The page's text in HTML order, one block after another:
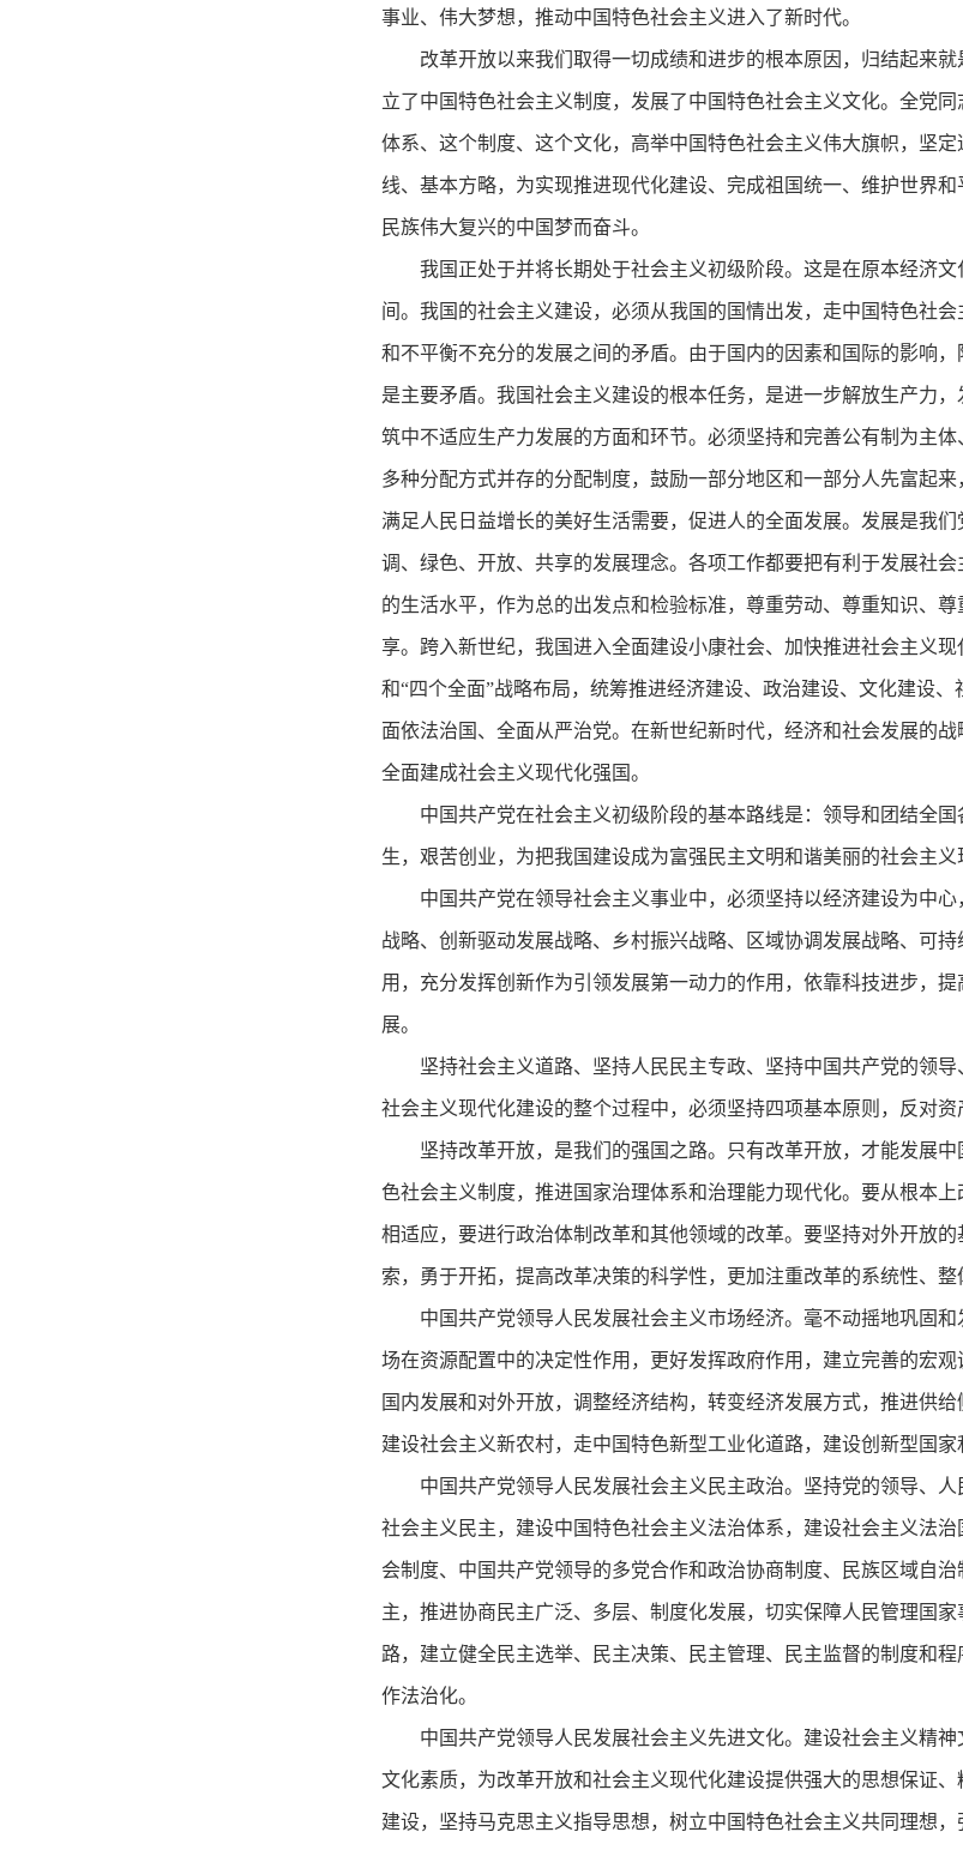
事业、伟大梦想，推动中国特色社会主义进入了新时代。
改革开放以来我们取得一切成绩和进步的根本原因，归结起来
立了中国特色社会主义制度，发展了中国特色社会主义文化。全党
体系、这个制度、这个文化，高举中国特色社会主义伟大旗帜，坚
线、基本方略，为实现推进现代化建设、完成祖国统一、维护世界
民族伟大复兴的中国梦而奋斗。
我国正处于并将长期处于社会主义初级阶段。这是在原本经济
间。我国的社会主义建设，必须从我国的国情出发，走中国特色社
和不平衡不充分的发展之间的矛盾。由于国内的因素和国际的影响
是主要矛盾。我国社会主义建设的根本任务，是进一步解放生产力
筑中不适应生产力发展的方面和环节。必须坚持和完善公有制为主
多种分配方式并存的分配制度，鼓励一部分地区和一部分人先富起
满足人民日益增长的美好生活需要，促进人的全面发展。发展是我
调、绿色、开放、共享的发展理念。各项工作都要把有利于发展社
的生活水平，作为总的出发点和检验标准，尊重劳动、尊重知识、
享。跨入新世纪，我国进入全面建设小康社会、加快推进社会主义
和“四个全面”战略布局，统筹推进经济建设、政治建设、文化建设
面依法治国、全面从严治党。在新世纪新时代，经济和社会发展的
全面建成社会主义现代化强国。
中国共产党在社会主义初级阶段的基本路线是：领导和团结全
生，艰苦创业，为把我国建设成为富强民主文明和谐美丽的社会主义
中国共产党在领导社会主义事业中，必须坚持以经济建设为中
战略、创新驱动发展战略、乡村振兴战略、区域协调发展战略、可
用，充分发挥创新作为引领发展第一动力的作用，依靠科技进步，
展。
坚持社会主义道路、坚持人民民主专政、坚持中国共产党的领
社会主义现代化建设的整个过程中，必须坚持四项基本原则，反对资
坚持改革开放，是我们的强国之路。只有改革开放，才能发展
色社会主义制度，推进国家治理体系和治理能力现代化。要从根本
相适应，要进行政治体制改革和其他领域的改革。要坚持对外开放
索，勇于开拓，提高改革决策的科学性，更加注重改革的系统性、整
中国共产党领导人民发展社会主义市场经济。毫不动摇地巩固
场在资源配置中的决定性作用，更好发挥政府作用，建立完善的宏
国内发展和对外开放，调整经济结构，转变经济发展方式，推进供
建设社会主义新农村，走中国特色新型工业化道路，建设创新型国家
中国共产党领导人民发展社会主义民主政治。坚持党的领导、
社会主义民主，建设中国特色社会主义法治体系，建设社会主义法
会制度、中国共产党领导的多党合作和政治协商制度、民族区域自
主，推进协商民主广泛、多层、制度化发展，切实保障人民管理国
路，建立健全民主选举、民主决策、民主管理、民主监督的制度和
作法治化。
中国共产党领导人民发展社会主义先进文化。建设社会主义精
文化素质，为改革开放和社会主义现代化建设提供强大的思想保证
建设，坚持马克思主义指导思想，树立中国特色社会主义共同理想